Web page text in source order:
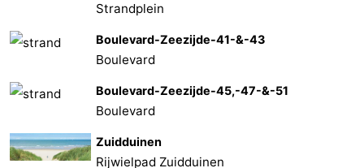
Strandplein
Boulevard-Zeezijde-41-&-43
Boulevard
Boulevard-Zeezijde-45,-47-&-51
Boulevard
Zuidduinen
Rijwielpad Zuidduinen